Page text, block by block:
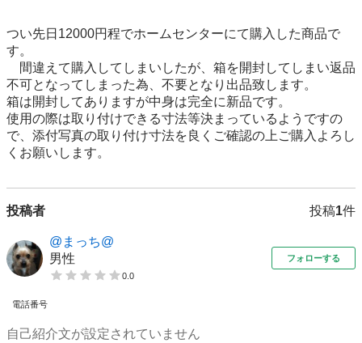
つい先日12000円程でホームセンターにて購入した商品で
す。
間違えて購入してしまいしたが、箱を開封してしまい返品
不可となってしまった為、不要となり出品致します。
箱は開封してありますが中身は完全に新品です。
使用の際は取り付けできる寸法等決まっているようですの
で、添付写真の取り付け寸法を良くご確認の上ご購入よろし
投稿者 投稿1件
@まっち@
男性
0.0
フォローする
電話番号
自己紹介文が設定されていません